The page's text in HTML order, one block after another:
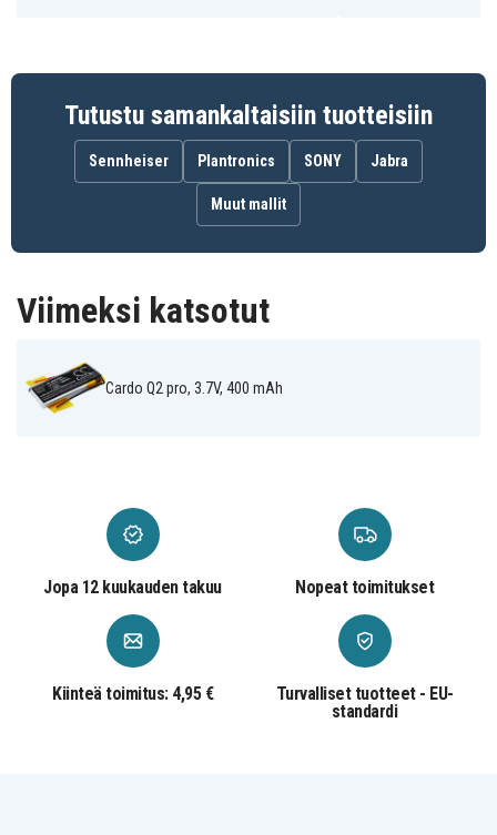
Tutustu samankaltaisiin tuotteisiin
Sennheiser Plantronics SONY Jabra
Muut mallit
Viimeksi katsotut
Cardo Q2 pro, 3.7V, 400 mAh
Jopa 12 kuukauden takuu Nopeat toimitukset
Kiinteä toimitus: 4,95 €
Turvalliset tuotteet - EU-
standardi